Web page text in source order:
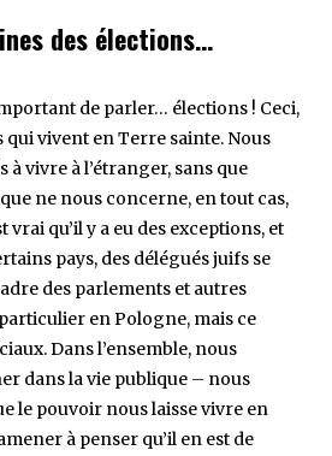
des élections…
de parler… élections ! Ceci,
vivent en Terre sainte. Nous
à vivre à l’étranger, sans que
ne nous concerne, en tout cas,
vrai qu’il y a eu des exceptions, et
pays, des délégués juifs se
des parlements et autres
en Pologne, mais ce
Dans l’ensemble, nous
dans la vie publique – nous
le pouvoir nous laisse vivre en
à penser qu’il en est de